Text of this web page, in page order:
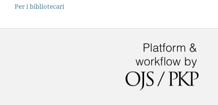
Per i bibliotecari